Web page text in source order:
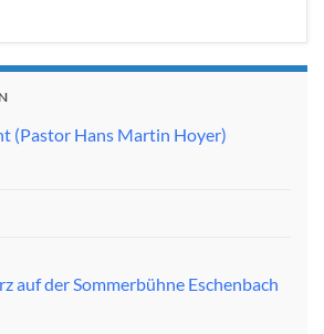
(Pastor Hans Martin Hoyer)
auf der Sommerbühne Eschenbach